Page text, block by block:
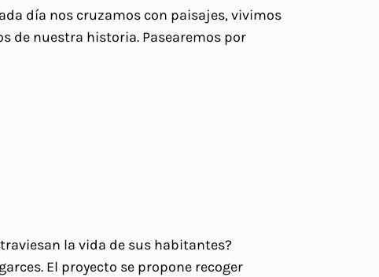
día nos cruzamos con paisajes, vivimos
de nuestra historia. Pasearemos por
la vida de sus habitantes?
El proyecto se propone recoger